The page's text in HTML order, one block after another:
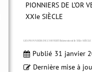
PIONNIERS DE L’OR
XXIe SIÈCLE
LES PIONNIERS DE L’OR VERT Ils inventent le XXIe SIÈCLE
Publié 31 janvier
Dernière mise à